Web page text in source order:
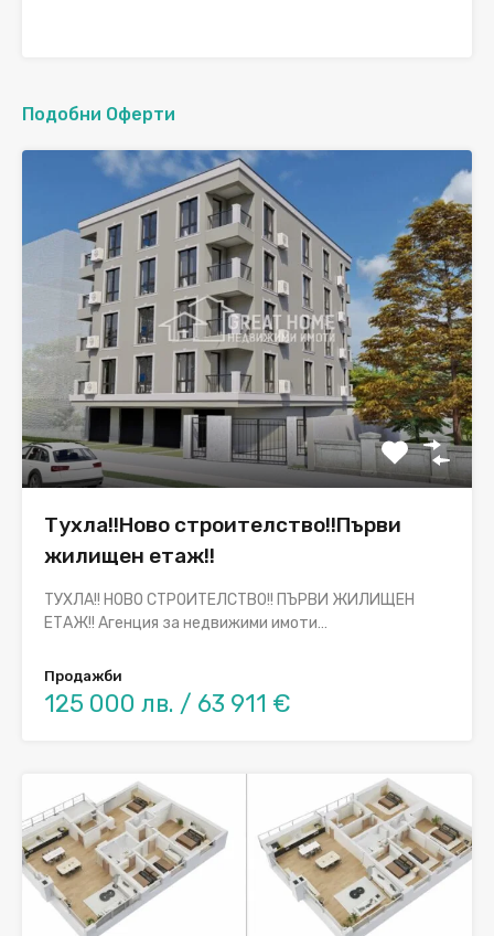
Подобни Оферти
Тухла!!Ново строителство!!Първи
жилищен етаж!!
ТУХЛА!! НОВО СТРОИТЕЛСТВО!! ПЪРВИ ЖИЛИЩЕН
ЕТАЖ!! Агенция за недвижими имоти…
Продажби
125 000 лв. / 63 911 €